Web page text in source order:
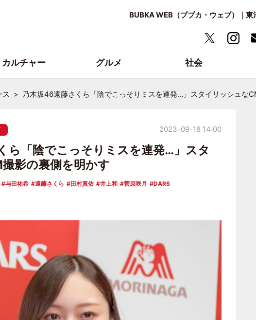
BUBKA WEB（ブブカ・ウェブ）｜
ス 乃木坂46遠藤さくら「陰でこっそりミスを連発…」スタイリッシュな
2023-09-18 14:00
ら「陰でこっそりミスを連発…」スタ
影の裏側を明かす
与田祐希 遠藤さくら 田村真佑 井上和 菅原咲月
DARS
カルチャー グルメ 社会